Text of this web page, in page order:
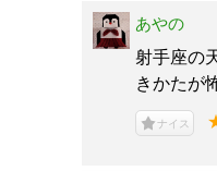
あやの
射手座の
きかたが
ナイス